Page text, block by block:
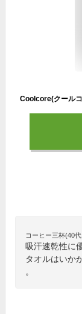
コーヒー三杯(40
吸汗速乾性に
タオルはいか
。